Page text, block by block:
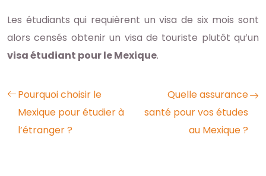
Les étudiants qui requièrent un visa de six mois sont
alors censés obtenir un visa de touriste plutôt qu’un
visa étudiant pour le Mexique.
Pourquoi choisir le
Mexique pour étudier à
l’étranger ?
Quelle assurance
santé pour vos études
au Mexique ?